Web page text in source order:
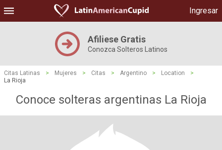
Ingresar
Afiliese Gratis
Conozca Solteros Latinos
Citas Latinas > Mujeres > Citas > Argentino > Location
>
La Rioja
Conoce solteras argentinas La Rioja